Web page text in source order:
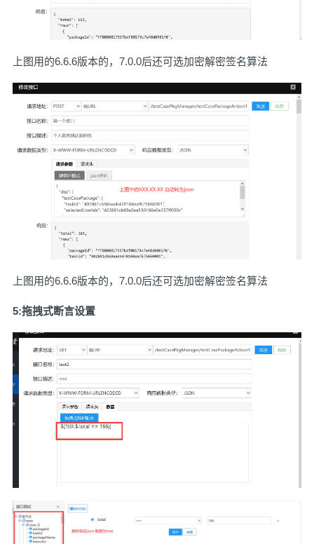
上图用的6.6.6版本的，7.0.0后还可选加密解密签名算法
上图用的6.6.6版本的，7.0.0后还可选加密解密签名算法
5:拖拽式断言设置